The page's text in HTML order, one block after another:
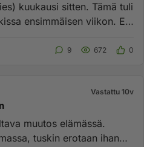
kuukausi sitten. Tämä tuli
ensimmäisen viikon. En
9 672 0
Vastattu 10v
muutos elämässä.
tuskin erotaan ihan